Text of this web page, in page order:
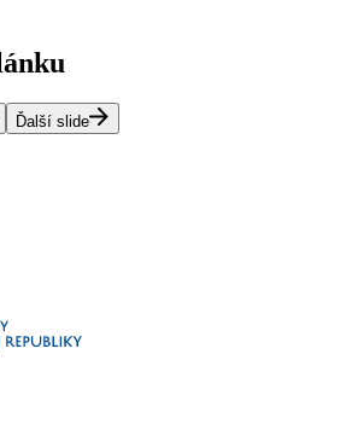
Ďalší slide